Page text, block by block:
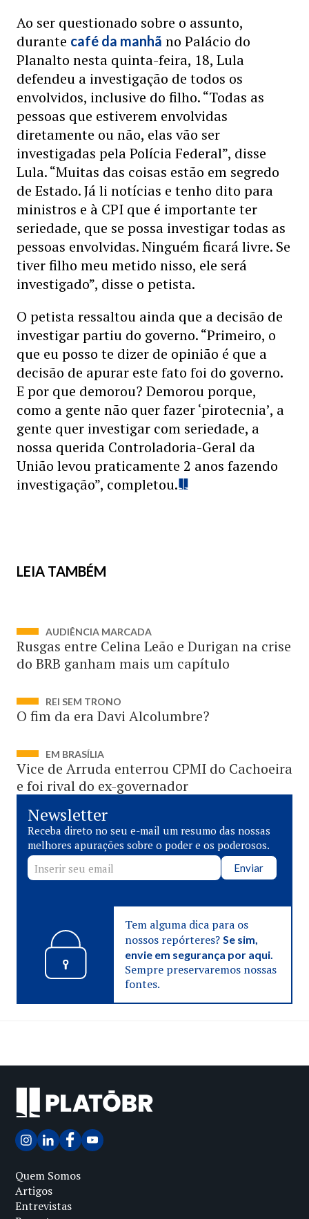
Ao ser questionado sobre o assunto,
durante café da manhã no Palácio do
Planalto nesta quinta-feira, 18, Lula
defendeu a investigação de todos os
envolvidos, inclusive do filho. “Todas as
pessoas que estiverem envolvidas
diretamente ou não, elas vão ser
investigadas pela Polícia Federal”, disse
Lula. “Muitas das coisas estão em segredo
de Estado. Já li notícias e tenho dito para
ministros e à CPI que é importante ter
seriedade, que se possa investigar todas as
pessoas envolvidas. Ninguém ficará livre. Se
tiver filho meu metido nisso, ele será
investigado”, disse o petista.
O petista ressaltou ainda que a decisão de
investigar partiu do governo. “Primeiro, o
que eu posso te dizer de opinião é que a
decisão de apurar este fato foi do governo.
E por que demorou? Demorou porque,
como a gente não quer fazer ‘pirotecnia’, a
gente quer investigar com seriedade, a
nossa querida Controladoria-Geral da
União levou praticamente 2 anos fazendo
investigação”, completou.
LEIA TAMBÉM
AUDIÊNCIA MARCADA
Rusgas entre Celina Leão e Durigan na crise
do BRB ganham mais um capítulo
REI SEM TRONO
O fim da era Davi Alcolumbre?
EM BRASÍLIA
Vice de Arruda enterrou CPMI do Cachoeira
e foi rival do ex-governador
Newsletter
Receba direto no seu e-mail um resumo das nossas
melhores apurações sobre o poder e os poderosos.
Enviar
Tem alguma dica para os
nossos repórteres? Se sim,
envie em segurança por aqui.
Sempre preservaremos nossas
fontes.
Quem Somos
Artigos
Entrevistas